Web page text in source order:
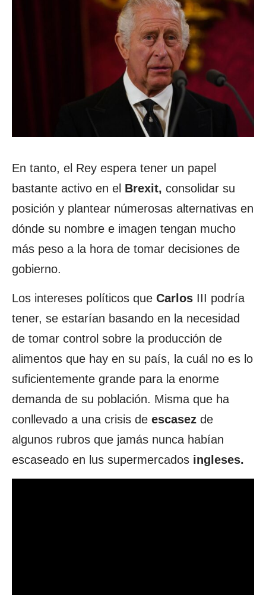
En tanto, el Rey espera tener un papel
bastante activo en el Brexit, consolidar su
posición y plantear númerosas alternativas en
dónde su nombre e imagen tengan mucho
más peso a la hora de tomar decisiones de
gobierno.
Los intereses políticos que Carlos III podría
tener, se estarían basando en la necesidad
de tomar control sobre la producción de
alimentos que hay en su país, la cuál no es lo
suficientemente grande para la enorme
demanda de su población. Misma que ha
conllevado a una crisis de escasez de
algunos rubros que jamás nunca habían
escaseado en lus supermercados ingleses.